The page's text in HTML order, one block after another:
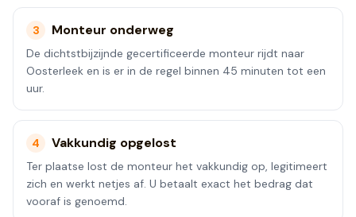
3 Monteur onderweg
De dichtstbijzijnde gecertificeerde monteur rijdt naar
Oosterleek en is er in de regel binnen 45 minuten tot een
uur.
4 Vakkundig opgelost
Ter plaatse lost de monteur het vakkundig op, legitimeert
zich en werkt netjes af. U betaalt exact het bedrag dat
vooraf is genoemd.